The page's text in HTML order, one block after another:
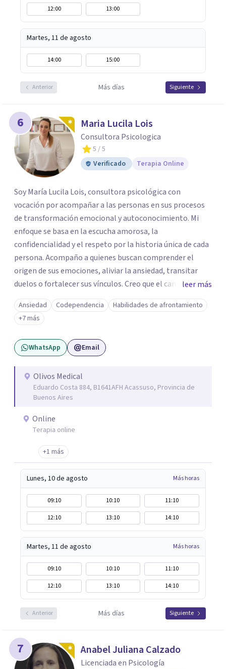
12:00 13:00
Martes, 11 de agosto
14:00 15:00
Anterior Más días Siguiente
6 Maria Lucila Lois
Consultora Psicologica
5 / 5
Verificado
Terapia Online
Soy María Lucila Lois, consultora psicológica con
vocación por acompañar a las personas en sus procesos
de transformación emocional y autoconocimiento. Mi
enfoque se basa en la escucha amorosa, la
confidencialidad y el respeto por la historia única de cada
persona. Acompaño a quienes buscan comprender el
origen de sus emociones, aliviar la ansiedad, transitar
duelos o fortalecer sus vínculos. Creo que el camino hacia
una vida más auténtica comienza cuando nos animamos
a mirar hacia adentro y a reconocer las raíces de lo que
sentimos.
leer más
Ansiedad Codependencia
Habilidades de afrontamiento
+7 más
WhatsApp Email
Olivos Medical
Eduardo Costa 884, B1641AFH Acassuso, Provincia de
Buenos Aires
Online
Terapia online
+1 más
Lunes, 10 de agosto Más horas
09:10 10:10
11:10
12:10
13:10 14:10
Martes, 11 de agosto Más horas
09:10 10:10
11:10
12:10
13:10 14:10
Anterior Más días Siguiente
7 Anabel Juliana Calzado
Licenciada en Psicología